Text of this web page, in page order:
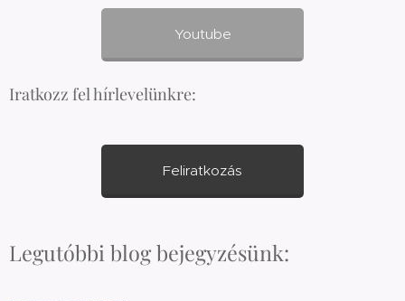
Youtube
Iratkozz fel hírlevelünkre:
Feliratkozás
Legutóbbi blog bejegyzésünk: